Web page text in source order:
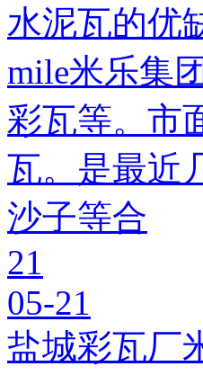
水泥瓦的优
mile米乐集
彩瓦等。市
瓦。是最近
沙子等合
21
05-21
盐城彩瓦厂